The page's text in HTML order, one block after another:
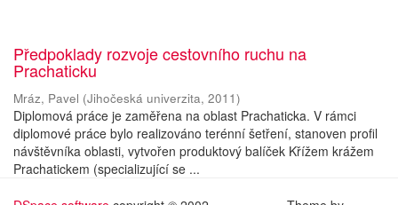
Předpoklady rozvoje cestovního ruchu na
Prachaticku
Mráz, Pavel (Jihočeská univerzita, 2011)
Diplomová práce je zaměřena na oblast Prachaticka. V rámci
diplomové práce bylo realizováno terénní šetření, stanoven profil
návštěvníka oblasti, vytvořen produktový balíček Křížem krážem
Prachatickem (specializující se ...